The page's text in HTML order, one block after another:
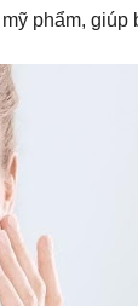
phẩm, giúp